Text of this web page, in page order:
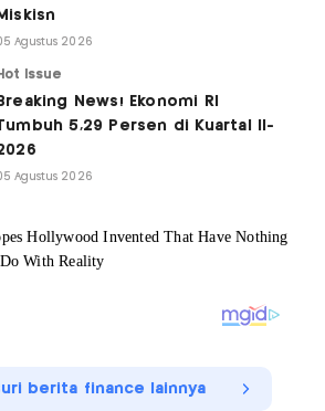
Miskisn
Agustus 2026
Issue
Breaking News! Ekonomi RI
5,29 Persen di Kuartal II-
Agustus 2026
berita finance lainnya